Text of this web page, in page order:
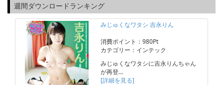
週間ダウンロードランキング
みじゅくなワタシ 吉永りん
消費ポイント：980Pt
カテゴリー：インテック
みじゅくなワタシに吉永りんちゃん
が再登…
[詳細を見る]